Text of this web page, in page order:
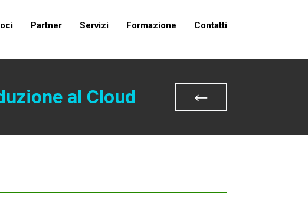
Partner Servizi Formazione Contatti
al Cloud